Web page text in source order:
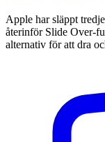
Apple har släppt
återinför Slide Over-
alternativ för att dra